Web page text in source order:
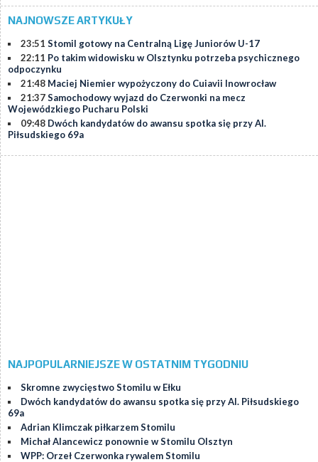
NAJNOWSZE ARTYKUŁY
23:51 Stomil gotowy na Centralną Ligę Juniorów U-17
22:11 Po takim widowisku w Olsztynku potrzeba psychicznego
odpoczynku
21:48 Maciej Niemier wypożyczony do Cuiavii Inowrocław
21:37Samochodowy wyjazd do Czerwonki na mecz
Wojewódzkiego Pucharu Polski
09:48 Dwóch kandydatów do awansu spotka się przy Al.
Piłsudskiego 69a
NAJPOPULARNIEJSZE W OSTATNIM TYGODNIU
Skromne zwycięstwo Stomilu w Ełku
Dwóch kandydatów do awansu spotka się przy Al. Piłsudskiego
69a
Adrian Klimczak piłkarzem Stomilu
Michał Alancewicz ponownie w Stomilu Olsztyn
WPP: Orzeł Czerwonka rywalem Stomilu